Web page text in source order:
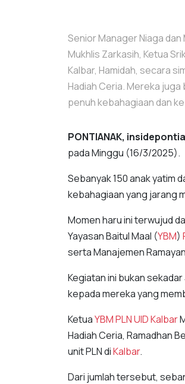
Senior Manager Niaga dan
Mukhlis Zarkasih, Ketua
Kalbar, Hamidah, secara
Hadiah Ceria. Mereka
penuh kebahagiaan dan
PONTIANAK,
pada Minggu (16/3/2025).
Sebanyak 150 anak yatim
kebahagiaan yang jarang
Momen haru ini terwujud
Yayasan Baitul Maal (YBM)
serta Manajemen
Kegiatan ini bukan
kepada mereka yang
KetuaYBMPLN UIDKalbar
Hadiah Ceria, Ramadhan
unit PLN diKalbar.
Dari jumlah tersebut,